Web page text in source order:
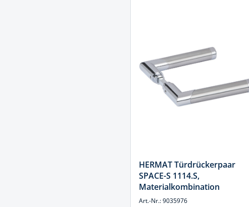
HERMAT Türdrückerpaar
SPACE-S 1114.S,
Materialkombination
Art.-Nr.: 9035976